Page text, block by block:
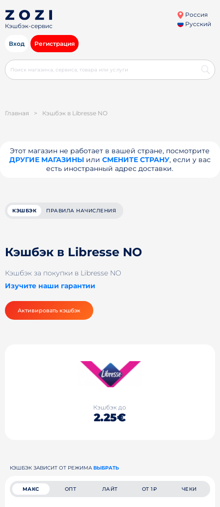
Кэшбэк-сервис
Россия
Русский
Вход Регистрация
Главная > Кэшбэк в Libresse NO
Этот магазин не работает в вашей стране, посмотрите
ДРУГИЕ МАГАЗИНЫили СМЕНИТЕ СТРАНУ, если у вас
есть иностранный адрес доставки.
КЭШБЭК ПРАВИЛА НАЧИСЛЕНИЯ
Кэшбэк в Libresse NO
Кэшбэк за покупки в Libresse NO
Изучите наши гарантии
Активировать кэшбэк
Кэшбэк до
2.25€
КЭШБЭК ЗАВИСИТ ОТ РЕЖИМА ВЫБРАТЬ
МАКС ОПТ ЛАЙТ ОТ 1₽ ЧЕКИ